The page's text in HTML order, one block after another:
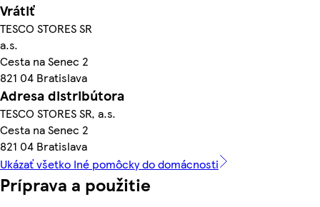
Vrátiť
TESCO STORES SR
a.s.
Cesta na Senec 2
821 04 Bratislava
Adresa distribútora
TESCO STORES SR, a.s.
Cesta na Senec 2
821 04 Bratislava
Ukázať všetko Iné pomôcky do domácnosti
Príprava a použitie